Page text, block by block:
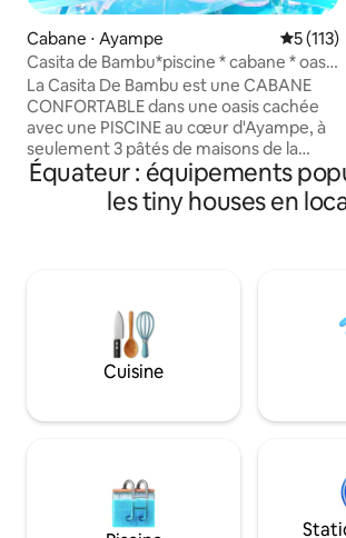
Cabane ⋅ Ayampe
5 (113)
Casita de Bambu*piscine * cabane * oasis
de verdure * 2 min de plage
La Casita De Bambu est une CABANE
CONFORTABLE dans une oasis cachée
avec une PISCINE au cœur d'Ayampe, à
seulement 3 pâtés de maisons de la
meilleure PLAGE DE SURF et peut
accueillir jusqu'à 6 personnes ! -PRIVACY
dans une cabane avec de GRANDS
peu profonde ; - LOUNGE about or do
YOGA under the PERGOLA ; - Profitez
du jardin vert ADAPTÉ AUX ENFANTS ; -
Fermez sous des arbres ombragés.
Réservations via Airbnb uniquement :)
Équateur : équipements
les tiny houses en
Cuisine